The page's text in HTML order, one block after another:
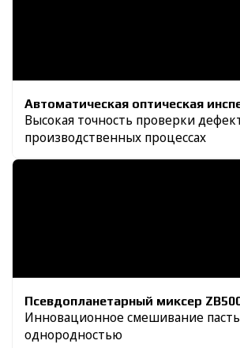
Автоматическая оптическая
Высокая точность проверки
производственных процессах
Псевдопланетарный миксер
Инновационное смешивание
однородностью